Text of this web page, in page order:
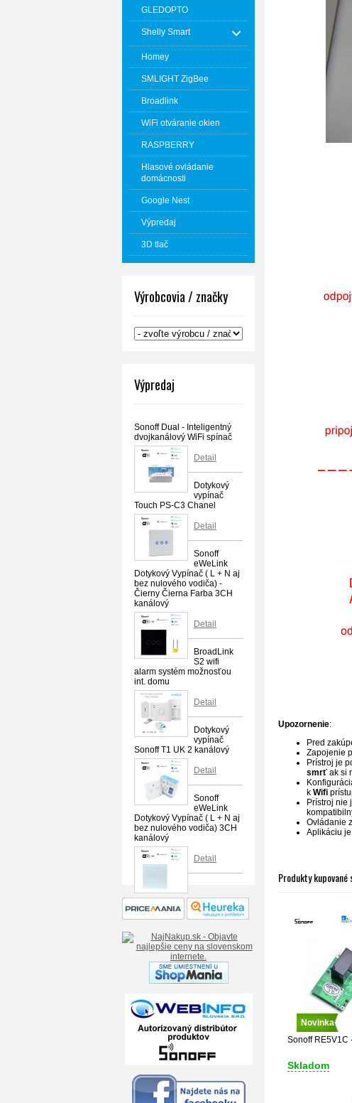
GLEDOPTO
Shelly Smart
Homey
SMLIGHT ZigBee
Broadlink
WiFi otváranie okien
RASPBERRY
Hlasové ovládanie
domácnosti
Google Nest
Výpredaj
3D tlač
Výrobcovia / značky
Výpredaj
Sonoff Dual - Inteligentný
dvojkanálový WiFi spínač
Detail
Dotykový
vypínač
Touch PS-C3 Chanel
Detail
Sonoff
eWeLink
Dotykový Vypínač ( L + N aj
bez nulového vodiča) -
Čierny Čierna Farba 3CH
kanálový
Detail
BroadLink
S2 wifi
alarm systém možnosťou
int. domu
Detail
Dotykový
vypínač
Sonoff T1 UK 2 kanálový
Detail
Sonoff
eWeLink
Dotykový Vypínač ( L + N aj
bez nulového vodiča) 3CH
kanálový
Detail
Upozornenie:
Pred
Zapojenie
Prístroj je
smrť ak si
k Wifi
Prístroj nie
Ovládanie
Aplikáciu
Produkty
Novinka
Sonoff RE5V1C
Skladom